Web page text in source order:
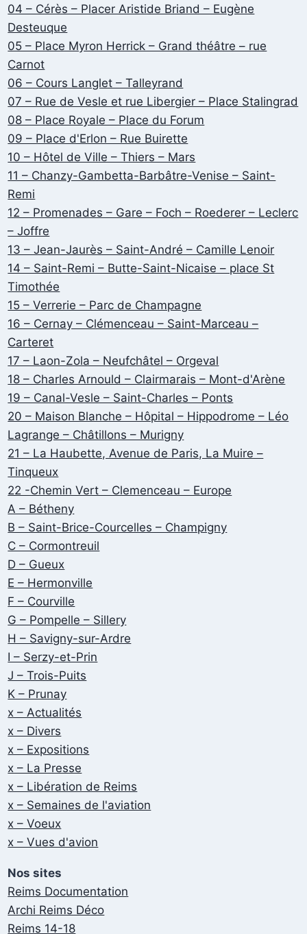
04 – Cérès – Placer Aristide Briand – Eugène
Desteuque
05 – Place Myron Herrick – Grand théâtre – rue
Carnot
06 – Cours Langlet – Talleyrand
07 – Rue de Vesle et rue Libergier – Place Stalingrad
08 – Place Royale – Place du Forum
09 – Place d'Erlon – Rue Buirette
10 – Hôtel de Ville – Thiers – Mars
11 – Chanzy-Gambetta-Barbâtre-Venise – Saint-
Remi
12 – Promenades – Gare – Foch – Roederer – Leclerc
– Joffre
13 – Jean-Jaurès – Saint-André – Camille Lenoir
14 – Saint-Remi – Butte-Saint-Nicaise – place St
Timothée
15 – Verrerie – Parc de Champagne
16 – Cernay – Clémenceau – Saint-Marceau –
Carteret
17 – Laon-Zola – Neufchâtel – Orgeval
18 – Charles Arnould – Clairmarais – Mont-d'Arène
19 – Canal-Vesle – Saint-Charles – Ponts
20 – Maison Blanche – Hôpital – Hippodrome – Léo
Lagrange – Châtillons – Murigny
21 – La Haubette, Avenue de Paris, La Muire –
Tinqueux
22 -Chemin Vert – Clemenceau – Europe
A – Bétheny
B – Saint-Brice-Courcelles – Champigny
C – Cormontreuil
D – Gueux
E – Hermonville
F – Courville
G – Pompelle – Sillery
H – Savigny-sur-Ardre
I – Serzy-et-Prin
J – Trois-Puits
K – Prunay
x – Actualités
x – Divers
x – Expositions
x – La Presse
x – Libération de Reims
x – Semaines de l'aviation
x – Voeux
x – Vues d'avion
Nos sites
Reims Documentation
Archi Reims Déco
Reims 14-18